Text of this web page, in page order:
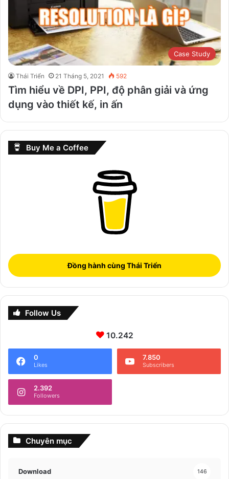
Case Study
Thái Triển 21 Tháng 5, 2021 592
Tìm hiểu về DPI, PPI, độ phân giải và ứng
dụng vào thiết kế, in ấn
Buy Me a Coffee
Đồng hành cùng Thái Triển
Follow Us
10.242
0
Likes
7.850
Subscribers
2.392
Followers
Chuyên mục
Download 146